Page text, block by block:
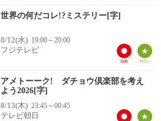
世界の何だコレ!?ミステリー[字]
8/12(水) 19:00～20:00
フジテレビ
アメトーーク! ダチョウ倶楽部を考え
よう2026[字]
8/13(木) 23:45～00:45
テレビ朝日